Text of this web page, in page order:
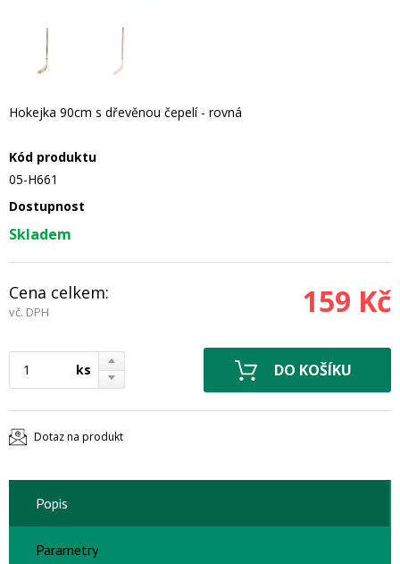
Hokejka 90cm s dřevěnou čepelí - rovná
Kód produktu
05-H661
Dostupnost
Skladem
Cena celkem:
vč. DPH 159 Kč
ks
Dotaz na produkt
Popis
Parametry